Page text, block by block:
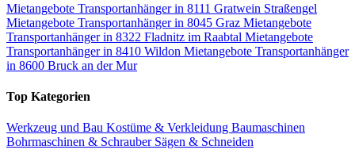
Mietangebote Transportanhänger in 8111 Gratwein Straßengel
Mietangebote Transportanhänger in 8045 Graz Mietangebote
Transportanhänger in 8322 Fladnitz im Raabtal Mietangebote
Transportanhänger in 8410 Wildon Mietangebote Transportanhänger
in 8600 Bruck an der Mur
Top Kategorien
Werkzeug und Bau Kostüme & Verkleidung Baumaschinen
Bohrmaschinen & Schrauber Sägen & Schneiden